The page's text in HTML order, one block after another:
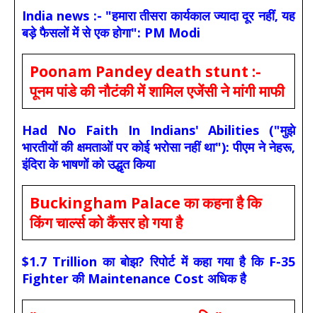
India news :- "हमारा तीसरा कार्यकाल ज्यादा दूर नहीं, यह
बड़े फैसलों में से एक होगा": PM Modi
Poonam Pandey death stunt :-
पूनम पांडे की नौटंकी में शामिल एजेंसी ने मांगी माफी
Had No Faith In Indians' Abilities ("मुझे
भारतीयों की क्षमताओं पर कोई भरोसा नहीं था"): पीएम ने नेहरू,
इंदिरा के भाषणों को उद्धृत किया
Buckingham Palace का कहना है कि
किंग चार्ल्स को कैंसर हो गया है
$1.7 Trillion का बोझ? रिपोर्ट में कहा गया है कि F-35
Fighter की Maintenance Cost अधिक है